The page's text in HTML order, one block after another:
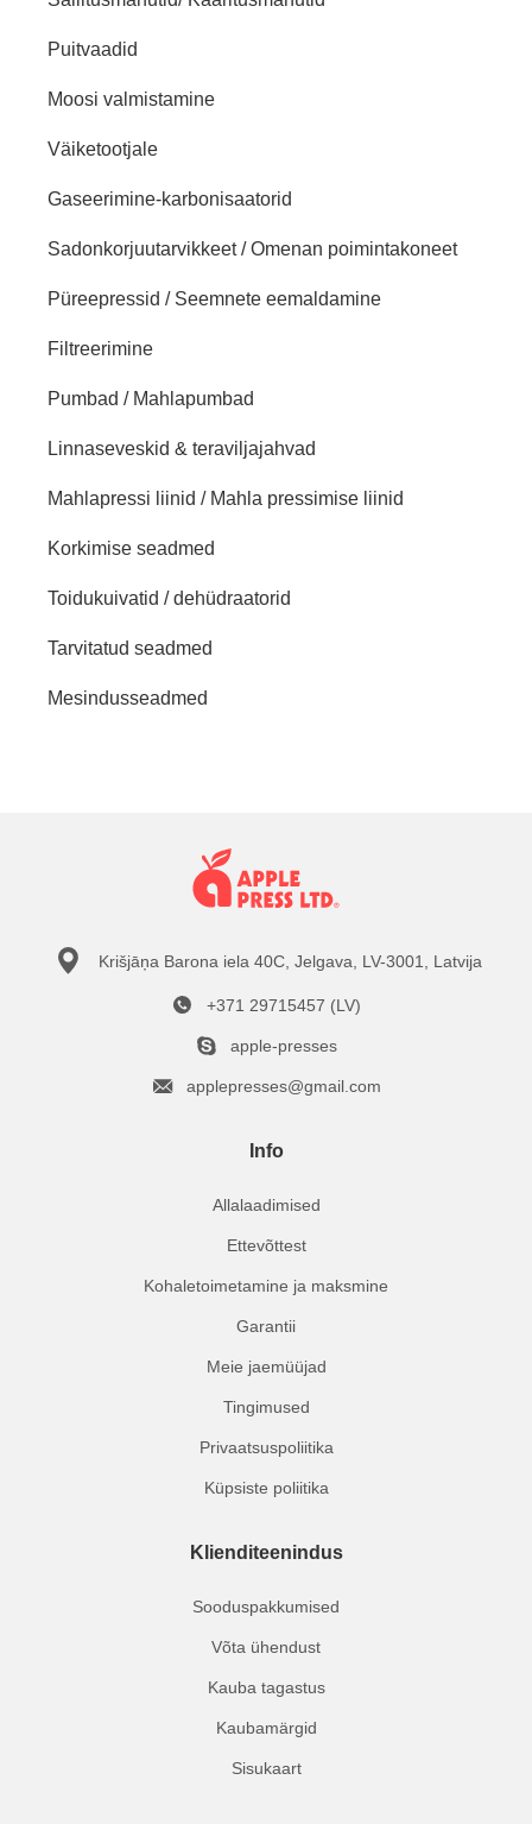
Puitvaadid
Moosi valmistamine
Väiketootjale
Gaseerimine-karbonisaatorid
Sadonkorjuutarvikkeet / Omenan poimintakoneet
Püreepressid / Seemnete eemaldamine
Filtreerimine
Pumbad / Mahlapumbad
Linnaseveskid & teraviljajahvad
Mahlapressi liinid / Mahla pressimise liinid
Korkimise seadmed
Toidukuivatid / dehüdraatorid
Tarvitatud seadmed
Mesindusseadmed
Krišjāņa Barona iela 40C, Jelgava, LV-3001, Latvija
+371 29715457 (LV)
apple-presses
applepresses@gmail.com
Info
Allalaadimised
Ettevõttest
Kohaletoimetamine ja maksmine
Garantii
Meie jaemüüjad
Tingimused
Privaatsuspoliitika
Küpsiste poliitika
Klienditeenindus
Sooduspakkumised
Võta ühendust
Kauba tagastus
Kaubamärgid
Sisukaart